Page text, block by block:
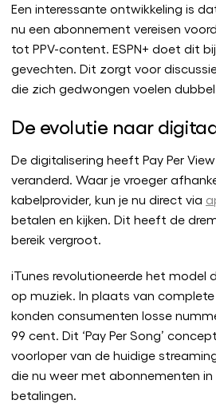
Een interessante ontwikkeling is
nu een abonnement vereisen
tot PPV-content. ESPN+ doet dit
gevechten. Dit zorgt voor
die zich gedwongen voelen
De evolutie naar
De digitalisering heeft Pay Per
veranderd. Waar je vroeger
kabelprovider, kun je nu direct via
betalen en kijken. Dit heeft de
bereik vergroot.
iTunes revolutioneerde het model
op muziek. In plaats van complete
konden consumenten losse
99 cent. Dit ‘Pay Per Song’
voorloper van de huidige
die nu weer met abonnementen
betalingen.